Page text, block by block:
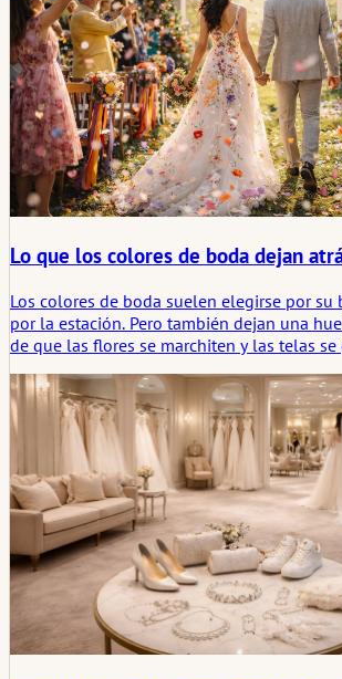
Lo que los colores de boda dejan
Los colores de boda suelen elegirse por
por la estación. Pero también dejan una
de que las flores se marchiten y las telas
sentimiento. Este artículo analiza el color
como estilismo, sino como parte de la
deja una ceremonia.